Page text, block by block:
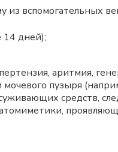
вспомогательных
дней);
аритмия,
пузыря
средств,